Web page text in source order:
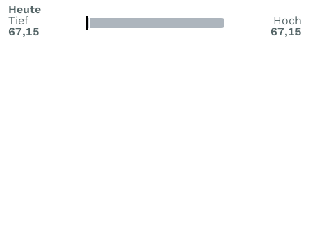
Heute
Tief
67,15
Hoch
67,15